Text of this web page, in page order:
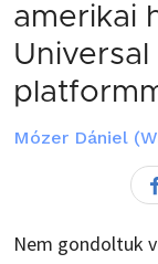
amerikai
Universal
Mózer Dániel
Nem gondoltuk